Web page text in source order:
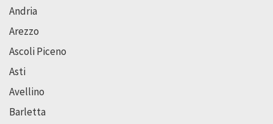
Andria
Arezzo
Ascoli Piceno
Asti
Avellino
Barletta